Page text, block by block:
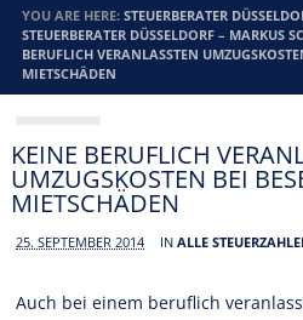
YOU ARE HERE:STEUERBERATER
STEUERBERATER DÜSSELDORF – MARKUS
BERUFLICH VERANLASSTEN
MIETSCHÄDEN
KEINE BERUFLICH
UMZUGSKOSTEN BEI
MIETSCHÄDEN
25. SEPTEMBER 2014 INALLE
Auch bei einem beruflich